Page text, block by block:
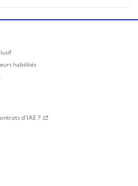
habilités
d'IAE ?